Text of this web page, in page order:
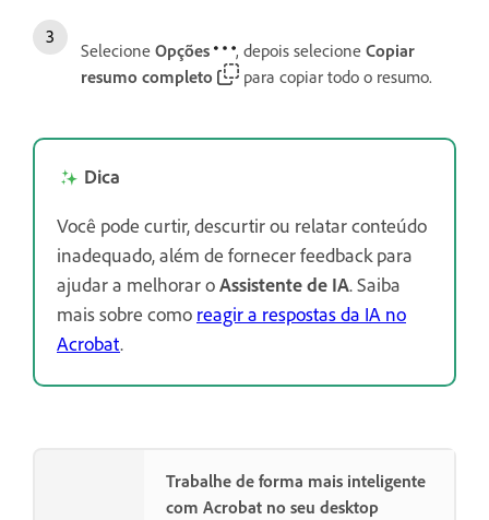
Selecione Opções , depois selecione Copiar
resumo completo
para copiar todo o resumo.
Dica
Você pode curtir, descurtir ou relatar conteúdo
inadequado, além de fornecer feedback para
ajudar a melhorar oAssistente de IA. Saiba
mais sobre como reagir a respostas da IA no
Acrobat.
Trabalhe de forma mais inteligente
com Acrobat no seu desktop